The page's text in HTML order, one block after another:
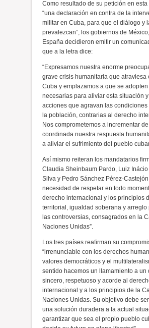
Como resultado de su petición en esta
“una declaración en contra de la
militar en Cuba, para que el diálogo y
prevalezcan”, los gobiernos de
España decidieron emitir un
que a la letra dice:
“Expresamos nuestra enorme
grave crisis humanitaria que atraviesa
Cuba y emplazamos a que se
necesarias para aliviar esta situación
acciones que agravan las condiciones
la población, contrarias al derecho
Nos comprometemos a incrementar
coordinada nuestra respuesta
a aliviar el sufrimiento del pueblo
Así mismo reiteran los mandatarios
Claudia Sheinbaum Pardo, Luiz
Silva y Pedro Sánchez Pérez-Castejón
necesidad de respetar en todo
derecho internacional y los principios
territorial, igualdad soberana y arreglo
las controversias, consagrados en la
Naciones Unidas”.
Los tres países reafirman su
“irrenunciable con los derechos
valores democráticos y el
sentido hacemos un llamamiento a un
sincero, respetuoso y acorde al
internacional y a los principios de la
Naciones Unidas. Su objetivo debe
una solución duradera a la actual
garantizar que sea el propio pueblo